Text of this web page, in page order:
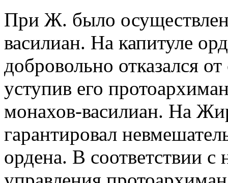
При Ж. было
василиан. На капитуле
добровольно отказался
уступив его
монахов-василиан. На
гарантировал
ордена. В соответствии